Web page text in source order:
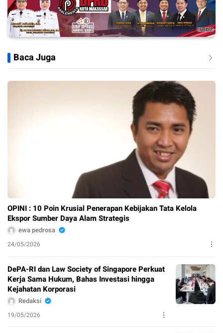
Baca Juga
OPINI : 10 Poin Krusial Penerapan Kebijakan Tata Kelola
Ekspor Sumber Daya Alam Strategis
ewa pedrosa
24/05/2026
DePA-RI dan Law Society of Singapore Perkuat
Kerja Sama Hukum, Bahas Investasi hingga
Kejahatan Korporasi
Redaksi
19/05/2026